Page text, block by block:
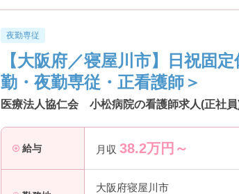
看護部長もとても気さくで優しい方です！
夜勤専従
【大阪府／寝屋川市】日祝固
勤・夜勤専従・正看護師＞
医療法人協仁会 小松病院の看護師求人(正社
給与 月収 38.2万円～
大阪府寝屋川市